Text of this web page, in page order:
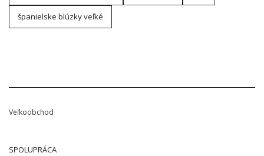
španielske blúzky veľké
Veľkoobchod
SPOLUPRÁCA